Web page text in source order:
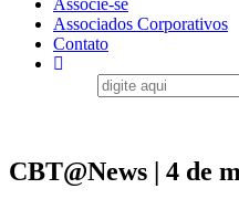
Associe-se
Associados Corporativos
Contato
CBT@News | 4 de